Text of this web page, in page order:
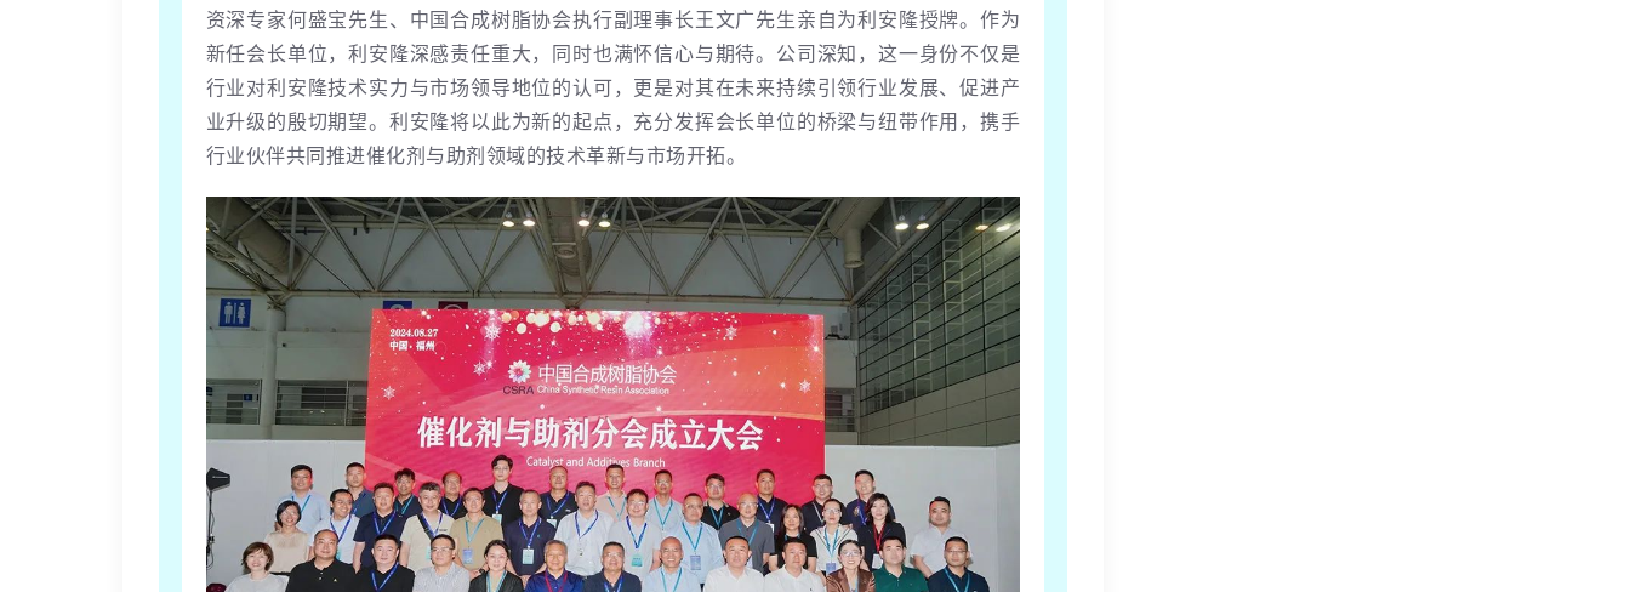
资深专家何盛宝先生、中国合成树脂协会执行副理事长王文广先生亲自为利安隆授牌。作为
新任会长单位，利安隆深感责任重大，同时也满怀信心与期待。公司深知，这一身份不仅是
行业对利安隆技术实力与市场领导地位的认可，更是对其在未来持续引领行业发展、促进产
业升级的殷切期望。利安隆将以此为新的起点，充分发挥会长单位的桥梁与纽带作用，携手
行业伙伴共同推进催化剂与助剂领域的技术革新与市场开拓。